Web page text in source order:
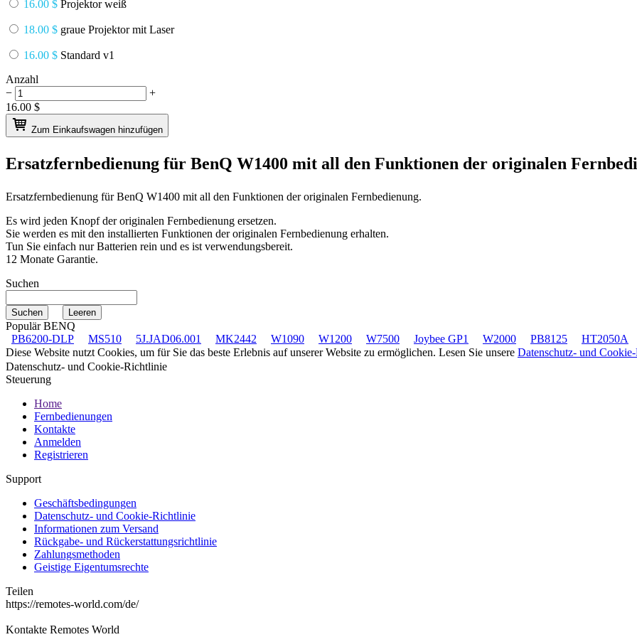
16.00 $ Projektor weiß
18.00 $ graue Projektor mit Laser
16.00 $ Standard v1
Anzahl
−
+
16.00 $
Zum Einkaufswagen hinzufügen
Ersatzfernbedienung für BenQ W1400 mit all den Funktionen der originalen
Ersatzfernbedienung fürBenQ W1400 mit all den Funktionen der originalen Fernbedienung.
Es wird jeden Knopf der originalen Fernbedienung ersetzen.
Sie werden es mit den installierten Funktionen der originalen Fernbedienung erhalten.
Tun Sie einfach nur Batterien rein und es ist verwendungsbereit.
12 Monate Garantie.
Suchen
Populär BENQ
PB6200-DLP
MS510 5J.JAD06.001 MK2442 W1090 W1200 W7500 Joybee GP1 W2000 PB8125 HT2050A
Diese Website nutzt Cookies, um für Sie das beste Erlebnis auf unserer Website zu ermöglichen. Lesen Sie unsere Datenschutz- und
Datenschutz- und Cookie-Richtlinie
Steuerung
Home
Fernbedienungen
Kontakte
Anmelden
Registrieren
Support
Geschäftsbedingungen
Datenschutz- und Cookie-Richtlinie
Informationen zum Versand
Rückgabe- und Rückerstattungsrichtlinie
Zahlungsmethoden
Geistige Eigentumsrechte
Teilen
https://remotes-world.com/de/
Kontakte Remotes World